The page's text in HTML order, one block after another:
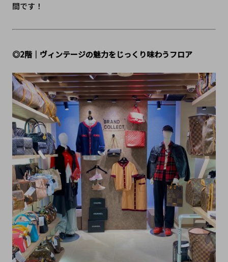
間です！
◎2階｜ヴィンテージの魅力をじっくり味わうフロア